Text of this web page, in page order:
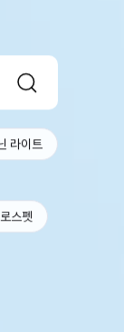
라이트
스펫